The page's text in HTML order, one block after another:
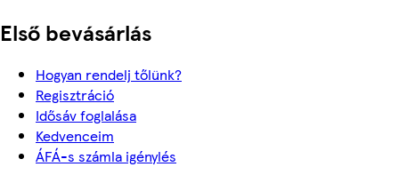
Első bevásárlás
Hogyan rendelj tőlünk?
Regisztráció
Idősáv foglalása
Kedvenceim
ÁFÁ-s számla igénylés